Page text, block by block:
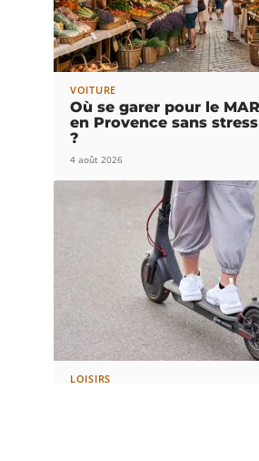
VOITURE
Où se garer pour le
en Provence sans
?
4 août 2026
LOISIRS